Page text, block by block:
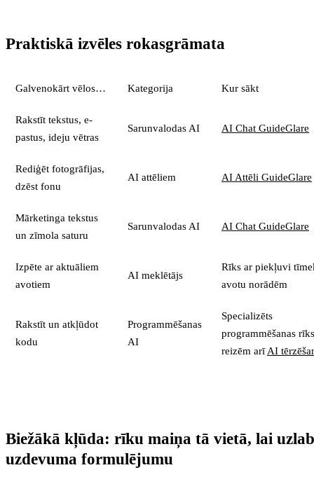
Praktiskā izvēles rokasgrāmata
Galvenokārt vēlos… Kategorija Kur sākt
Rakstīt tekstus, e-
pastus, ideju vētras
Sarunvalodas AI AI Chat GuideGlare
Rediģēt fotogrāfijas,
dzēst fonu
AI attēliem AI Attēli GuideGlare
Mārketinga tekstus
un zīmola saturu
Sarunvalodas AI AI Chat GuideGlare
Izpēte ar aktuāliem
avotiem
AI meklētājs
Rīks ar piekļuvi
avotu norādēm
Rakstīt un atkļūdot
kodu
Programmēšanas
AI
Specializēts
programmēšanas
reizēm arīAI
Biežākā kļūda: rīku maiņa tā vietā, lai
uzdevuma formulējumu